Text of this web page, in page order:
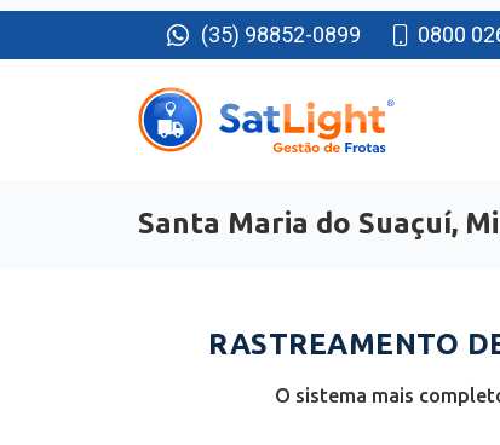
(35) 98852-0899 0800
Santa Maria do Suaçuí,
RASTREAMENTO
O sistema mais